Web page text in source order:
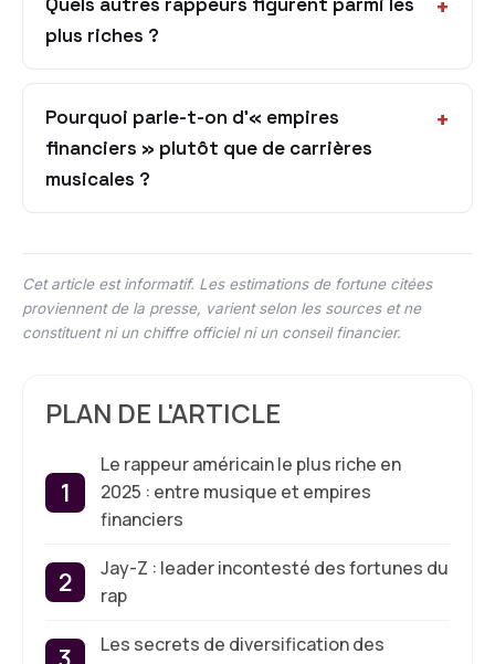
plus riches ?
Pourquoi parle-t-on d’« empires
financiers » plutôt que de carrières
musicales ?
Cet article est informatif. Les estimations de fortune citées
proviennent de la presse, varient selon les sources et ne
constituent ni un chiffre officiel ni un conseil financier.
PLAN DE L'ARTICLE
Le rappeur américain le plus riche en
2025 : entre musique et empires
financiers
Jay-Z : leader incontesté des fortunes du
rap
Les secrets de diversification des